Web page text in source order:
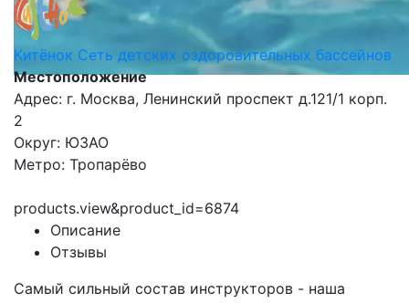
Китёнок Сеть детских оздоровительных бассейнов
Местоположение
Адрес: г. Москва, Ленинский проспект д.121/1 корп.
2
Округ: ЮЗАО
Метро: Тропарёво
products.view&product_id=6874
Описание
Отзывы
Самый сильный состав инструкторов - наша